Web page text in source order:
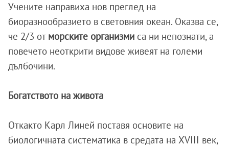
Учените направиха нов преглед на
биоразнообразието в световния океан. Оказва се,
че 2/3 от морските организми са ни непознати, а
повечето неоткрити видове живеят на големи
дълбочини.
Богатството на живота
Откакто Карл Линей поставя основите на
биологичната систематика в средата на XVIII век,